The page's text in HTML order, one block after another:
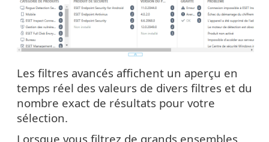
Les filtres avancés affichent un aperçu en
temps réel des valeurs de divers filtres et du
nombre exact de résultats pour votre
sélection.
Lorsque vous filtrez de grands ensembles